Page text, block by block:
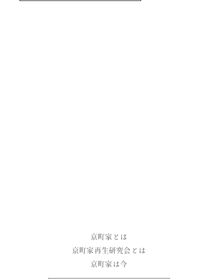
京町家とは
京町家再生研究会とは
京町家は今